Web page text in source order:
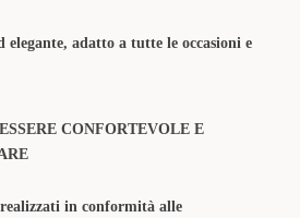
elegante, adatto a tutte le occasioni e
CONFORTEVOLE E
in conformità alle